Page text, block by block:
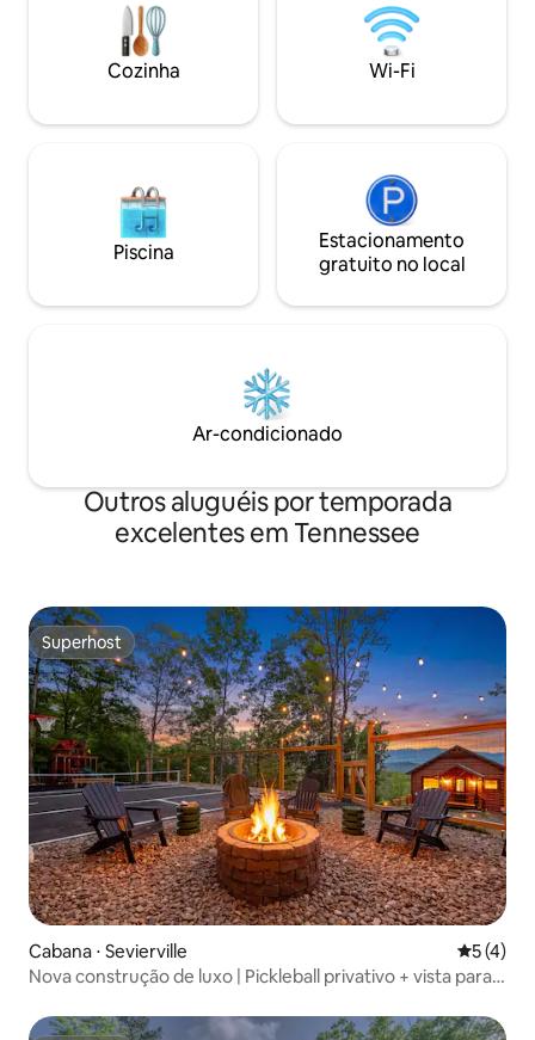
coisas extremamente limpas, com
aquecedor de assento, ciclos de
lavagem e secadora. * Caixa de som
Bluetooth * Wi-Fi rápido *Churrasqueira
Romance
extraordinária
ecológica. Locais de interesse: Southern
University ~ 8
restaurantes)
Cozinha Wi-Fi
Piscina
Estacionamento
gratuito no local
Ar-condicionado
Outros aluguéis por temporada
excelentes em Tennessee
Superhost
Superhost
Cabana ⋅ Sevierville 5 de
5 (4)
Nova construção de luxo | Pickleball privativo + vista para